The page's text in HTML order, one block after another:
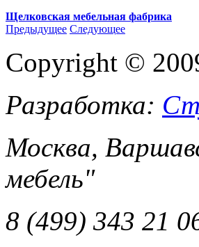
Щелковская мебельная фабрика
Предыдущее Следующее
Copyright ©
Разработка:
Москва,
мебель"
8 (499) 343 21